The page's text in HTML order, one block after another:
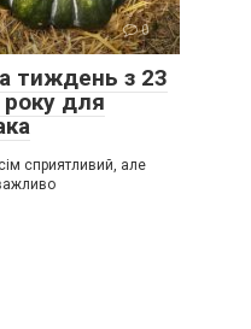
0
тиждень з 23
для
сприятливий, але